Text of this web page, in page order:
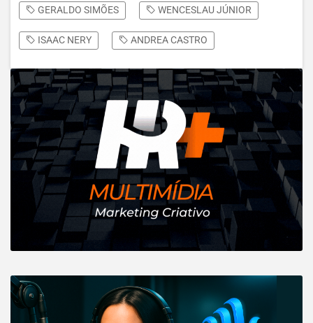
GERALDO SIMÕES WENCESLAU JÚNIOR
ISAAC NERY ANDREA CASTRO